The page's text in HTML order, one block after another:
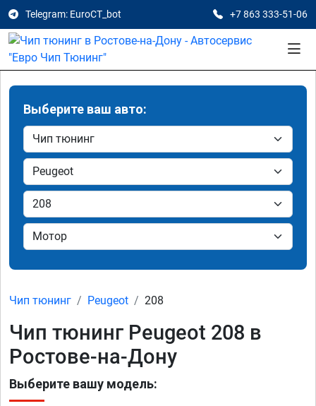
Telegram: EuroCT_bot +7 863 333-51-06
Выберите ваш авто:
Чип тюнинг Peugeot 208
Чип тюнинг Peugeot 208 в
Ростове-на-Дону
Выберите вашу модель: